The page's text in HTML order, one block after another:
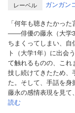
レーベル
ガンガン
「何年も聴きたかっ
――俳優の藤永（大学3
ちまくってしまい、
ト（大学1年）に出会
て触れるものの、こ
技し続けてきたため、
た。そして、手話を
藤永の感情表現を見て
読む